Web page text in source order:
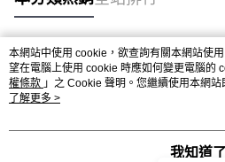
熱門標籤
本網站中使用 cookie，欲查詢有關本網站使
望在電腦上使用 cookie 時應如何變更電腦的
權條款 」之 Cookie 聲明。您繼續使用本網
用條款之 Cookie 聲明使用 cookie。
了解更多 >
我知道了